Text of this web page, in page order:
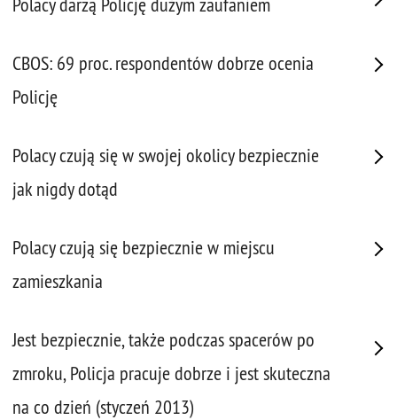
Polacy darzą Policję dużym zaufaniem
CBOS: 69 proc. respondentów dobrze ocenia
Policję
Polacy czują się w swojej okolicy bezpiecznie
jak nigdy dotąd
Polacy czują się bezpiecznie w miejscu
zamieszkania
Jest bezpiecznie, także podczas spacerów po
zmroku, Policja pracuje dobrze i jest skuteczna
na co dzień (styczeń 2013)